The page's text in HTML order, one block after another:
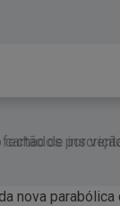
cartão de
Brasileirão
por